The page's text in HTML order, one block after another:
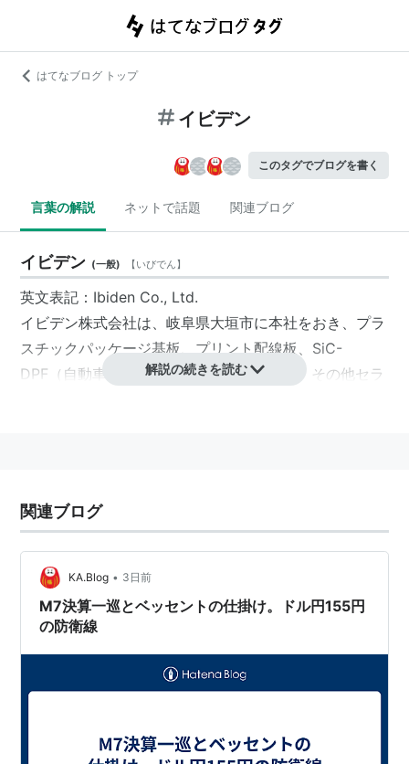
はてなブログ トップ
イビデン
このタグでブログを書く
言葉の解説 ネットで話題 関連ブログ
イビデン (一般) 【いびでん】
英文表記：Ibiden Co., Ltd.
イビデン株式会社は、岐阜県大垣市に本社をおき、プラ
スチックパッケージ基板、プリント配線板、SiC-
DPF （自動車排気系部品）、特殊炭素製品、その他セラ
解説の続きを読む
関連ブログ
KA.Blog • 3日前
M7決算一巡とベッセントの仕掛け。ドル円155円
の防衛線